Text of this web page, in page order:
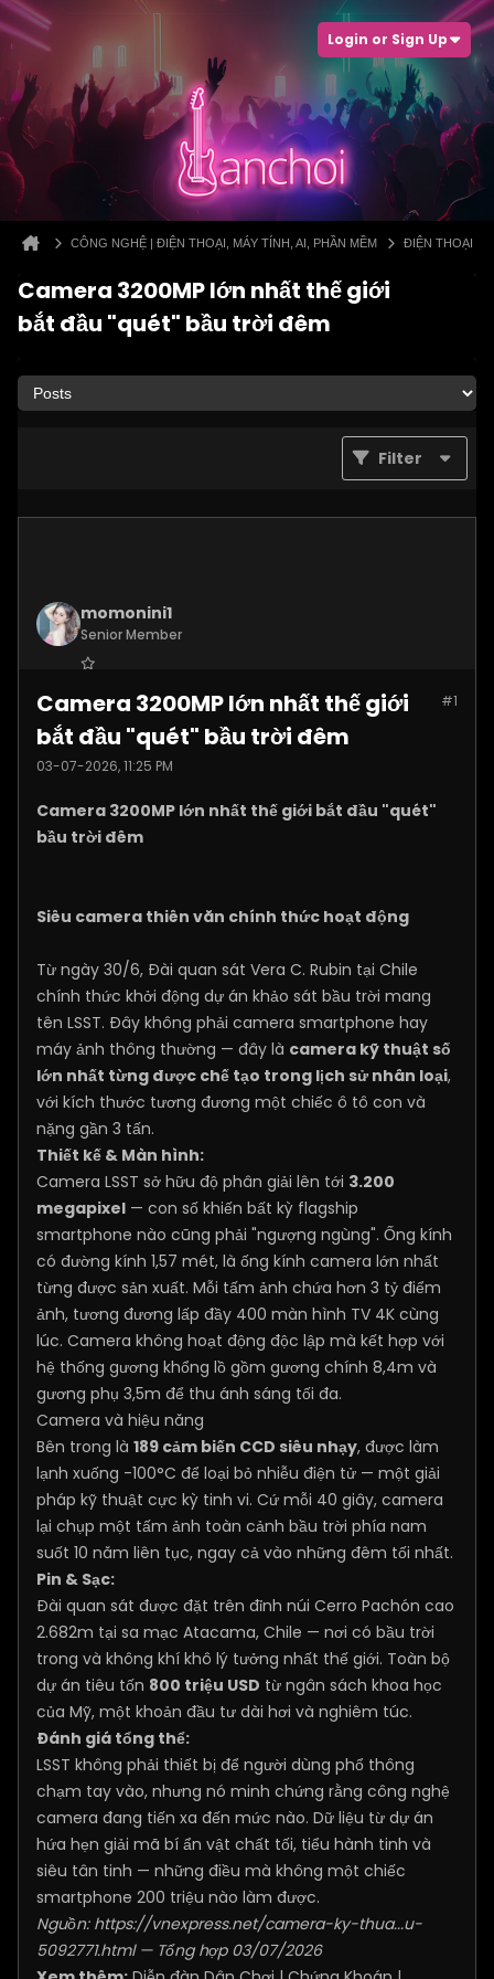
Login or Sign Up
CÔNG NGHỆ | ĐIỆN THOẠI, MÁY TÍNH, AI, PHẦN MỀM ĐIỆN THOẠI
Camera 3200MP lớn nhất thế giới
bắt đầu "quét" bầu trời đêm
Filter
momonini1
Senior Member
Posts:5399 #1
Camera 3200MP lớn nhất thế giới
bắt đầu "quét" bầu trời đêm
03-07-2026, 11:25 PM
Camera 3200MP lớn nhất thế giới bắt đầu "quét"
bầu trời đêm
Siêu camera thiên văn chính thức hoạt động
Từ ngày 30/6, Đài quan sát Vera C. Rubin tại Chile
chính thức khởi động dự án khảo sát bầu trời mang
tên LSST. Đây không phải camera smartphone hay
máy ảnh thông thường — đây là camera kỹ thuật số
lớn nhất từng được chế tạo trong lịch sử nhân loại,
với kích thước tương đương một chiếc ô tô con và
nặng gần 3 tấn.
Thiết kế & Màn hình:
Camera LSST sở hữu độ phân giải lên tới 3.200
megapixel — con số khiến bất kỳ flagship
smartphone nào cũng phải "ngượng ngùng". Ống kính
có đường kính 1,57 mét, là ống kính camera lớn nhất
từng được sản xuất. Mỗi tấm ảnh chứa hơn 3 tỷ điểm
ảnh, tương đương lấp đầy 400 màn hình TV 4K cùng
lúc. Camera không hoạt động độc lập mà kết hợp với
hệ thống gương khổng lồ gồm gương chính 8,4m và
gương phụ 3,5m để thu ánh sáng tối đa.
Camera và hiệu năng
Bên trong là 189 cảm biến CCD siêu nhạy, được làm
lạnh xuống -100°C để loại bỏ nhiễu điện tử — một giải
pháp kỹ thuật cực kỳ tinh vi. Cứ mỗi 40 giây, camera
lại chụp một tấm ảnh toàn cảnh bầu trời phía nam
suốt 10 năm liên tục, ngay cả vào những đêm tối nhất.
Pin & Sạc:
Đài quan sát được đặt trên đỉnh núi Cerro Pachón cao
2.682m tại sa mạc Atacama, Chile — nơi có bầu trời
trong và không khí khô lý tưởng nhất thế giới. Toàn bộ
dự án tiêu tốn 800 triệu USD từ ngân sách khoa học
của Mỹ, một khoản đầu tư dài hơi và nghiêm túc.
Đánh giá tổng thể:
LSST không phải thiết bị để người dùng phổ thông
chạm tay vào, nhưng nó minh chứng rằng công nghệ
camera đang tiến xa đến mức nào. Dữ liệu từ dự án
hứa hẹn giải mã bí ẩn vật chất tối, tiểu hành tinh và
siêu tân tinh — những điều mà không một chiếc
smartphone 200 triệu nào làm được.
Nguồn: https://vnexpress.net/camera-ky-thua...u-
5092771.html— Tổng hợp 03/07/2026